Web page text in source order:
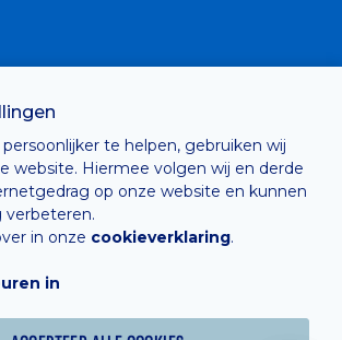
te helpen, gebruiken wij
website. Hiermee volgen wij en derde
op onze website en kunnen
verbeteren.
in onze cookieverklaring.
in